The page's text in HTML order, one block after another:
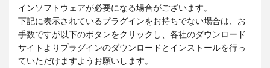
インソフトウェアが必要になる場合がございます。
下記に表示されているプラグインをお持ちでない場合は、お
手数ですが以下のボタンをクリックし、各社のダウンロード
サイトよりプラグインのダウンロードとインストールを行っ
ていただけますようお願いします。